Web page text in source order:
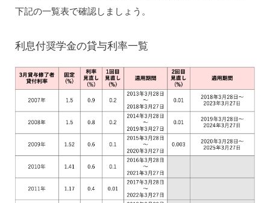
下記の一覧表で確認しましょう。
利息付奨学金の貸与利率一覧